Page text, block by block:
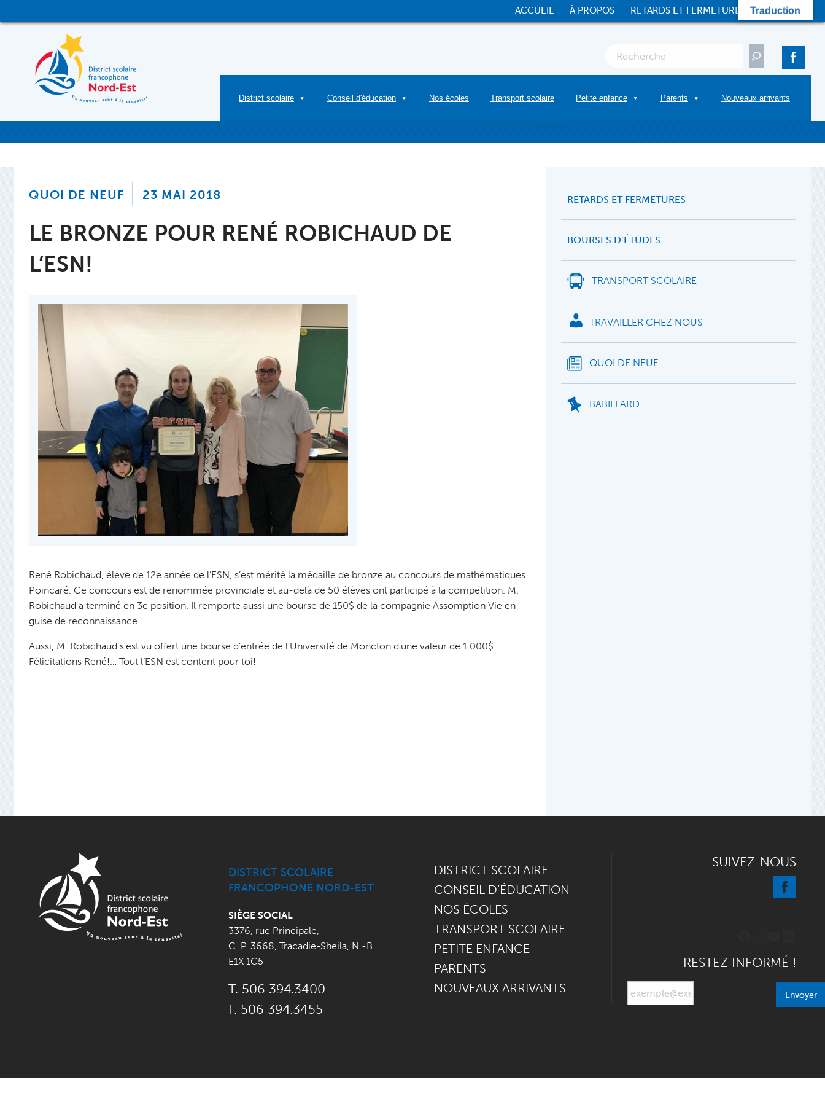
to
ACCUEIL À PROPOS RETARDS ET FERMETURES CONTACT
District scolaire Conseil d'éducation Nos écoles Transport scolaire Petite enfance Parents Nouveaux arrivants
RETARDS ET FERMETURES
BOURSES D’ÉTUDES
TRANSPORT SCOLAIRE
TRAVAILLER CHEZ NOUS
QUOI DE NEUF
BABILLARD
QUOI DE NEUF 23 MAI 2018
LE BRONZE POUR RENÉ ROBICHAUD DE
L’ESN!
René Robichaud, élève de 12e année de l’ESN, s’est mérité la médaille de bronze au concours de mathématiques
Poincaré. Ce concours est de renommée provinciale et au-delà de 50 élèves ont participé à la compétition. M.
Robichaud a terminé en 3e position. Il remporte aussi une bourse de 150$ de la compagnie Assomption Vie en
guise de reconnaissance.
Aussi, M. Robichaud s’est vu offert une bourse d’entrée de l’Université de Moncton d’une valeur de 1 000$.
Félicitations René!… Tout l’ESN est content pour toi!
DISTRICT SCOLAIRE
FRANCOPHONE NORD-EST
SIÈGE SOCIAL
3376, rue Principale
C. P. 3668, Tracadie-Sheila, N.-B.
E1X 1G5
T. 506 394.3400
F. 506 394.3455
DISTRICT SCOLAIRE
CONSEIL D’ÉDUCATION
NOS ÉCOLES
TRANSPORT SCOLAIRE
PETITE ENFANCE
PARENTS
NOUVEAUX ARRIVANTS
SUIVEZ-NOUS
RESTEZ INFORMÉ !
Envoyer
Traduction